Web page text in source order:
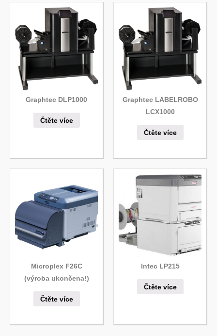
Graphtec DLP1000
Čtěte více
Graphtec LABELROBO
LCX1000
Čtěte více
Microplex F26C
(výroba ukončena!)
Čtěte více
Intec LP215
Čtěte více